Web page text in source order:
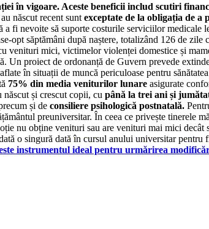
în vigoare. Aceste beneficii includ scutiri
născut recent sunt exceptate de la obligația de a
fi nevoite să suporte costurile serviciilor medicale
opt săptămâni după naștere, totalizând 126 de zile
venituri mici, victimelor violenței domestice și
proiect de ordonanță de Guvern prevede
în situații de muncă periculoase pentru
75% din media veniturilor lunare asigurate
și crescut copii, cu până la trei ani și
și de consiliere psihologică postnatală.
preuniversitar. În ceea ce privește tinerele
nu obține venituri sau are venituri mai mici decât
o singură dată în cursul anului universitar pentru
instrumentul ideal pentru urmărirea